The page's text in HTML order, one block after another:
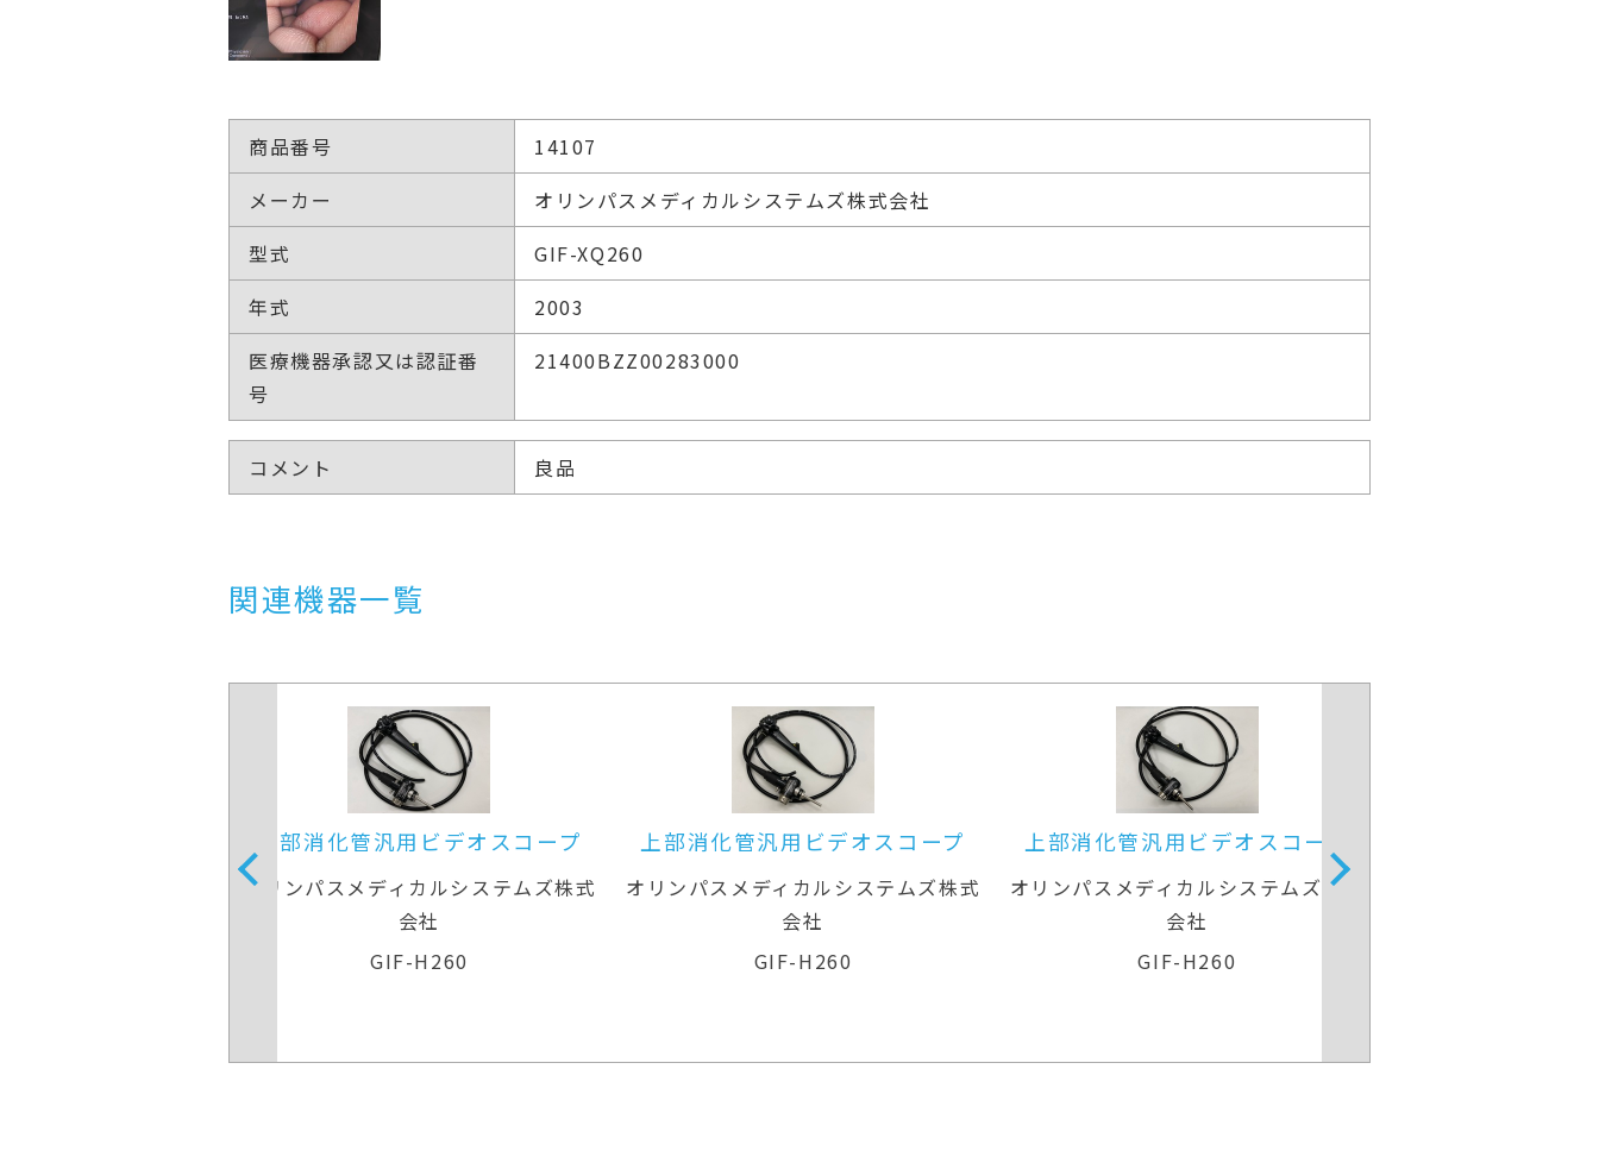
商品番号
14107
メーカー
オリンパスメディカルシステムズ株式会社
型式
GIF-XQ260
年式
2003
医療機器承認又は認証番
号
21400BZZ00283000
コメント 良品
関連機器一覧
上部消化管汎用ビデオスコープ
オリンパスメディカルシステムズ株式
会社
GIF-H260
上部消化管汎用ビデオスコープ
オリンパスメディカルシステムズ株式
会社
GIF-H260
上部消化管汎用ビデオスコープ
オリンパスメディカルシステムズ株式
会社
GIF-H260